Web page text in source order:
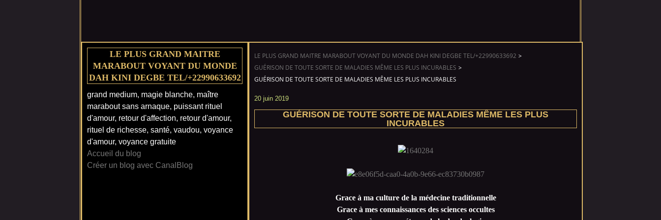
LE PLUS GRAND MAITRE
MARABOUT VOYANT DU MONDE
DAH KINI DEGBE TEL/+22990633692
grand medium, magie blanche, maître
marabout sans arnaque, puissant rituel
d'amour, retour d'affection, retour d'amour,
rituel de richesse, santé, vaudou, voyance
d'amour, voyance gratuite
Accueil du blog
Créer un blog avec CanalBlog
LE PLUS GRAND MAITRE MARABOUT VOYANT DU MONDE DAH KINI DEGBE TEL/+22990633692 >
GUÉRISON DE TOUTE SORTE DE MALADIES MÊME LES PLUS INCURABLES >
GUÉRISON DE TOUTE SORTE DE MALADIES MÊME LES PLUS INCURABLES
20 juin 2019
GUÉRISON DE TOUTE SORTE DE MALADIES MÊME LES PLUS
INCURABLES
Grace à ma culture de la médecine traditionnelle
Grace à mes connaissances des sciences occultes